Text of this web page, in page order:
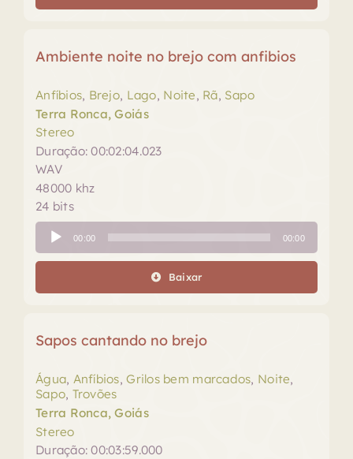
Ambiente noite no brejo com anfibios
Anfíbios, Brejo, Lago, Noite, Rã, Sapo
Terra Ronca, Goiás
Stereo
Duração: 00:02:04.023
WAV
48000 khz
24 bits
Tocador
de
áudio
00:00 00:00
Baixar
Sapos cantando no brejo
Água, Anfíbios,Grilos bem marcados, Noite,
Sapo, Trovões
Terra Ronca, Goiás
Stereo
Duração: 00:03:59.000